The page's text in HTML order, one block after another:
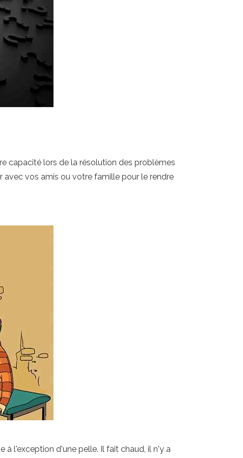
capacité lors de la résolution des problèmes
avec vos amis ou votre famille pour le rendre
à l'exception d'une pelle. Il fait chaud, il n'y a